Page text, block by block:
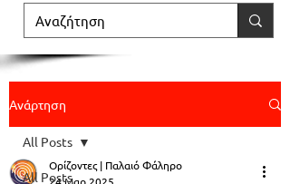
Ανάρτηση
All Posts
All Posts
Ορίζοντες | Παλαιό Φάληρο